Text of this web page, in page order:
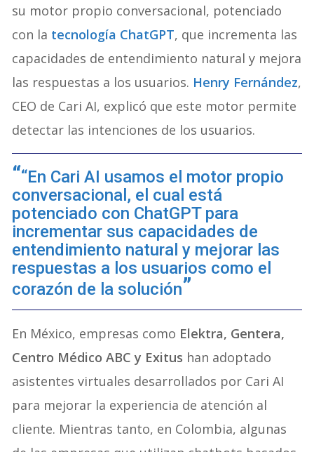
su motor propio conversacional, potenciado
con la tecnología ChatGPT, que incrementa las
capacidades de entendimiento natural y mejora
las respuestas a los usuarios. Henry Fernández,
CEO de Cari AI, explicó que este motor permite
detectar las intenciones de los usuarios.
“En Cari AI usamos el motor propio
conversacional, el cual está
potenciado con ChatGPT para
incrementar sus capacidades de
entendimiento natural y mejorar las
respuestas a los usuarios como el
corazón de la solución
En México, empresas como Elektra, Gentera,
Centro Médico ABC y Exitus han adoptado
asistentes virtuales desarrollados por Cari AI
para mejorar la experiencia de atención al
cliente. Mientras tanto, en Colombia, algunas